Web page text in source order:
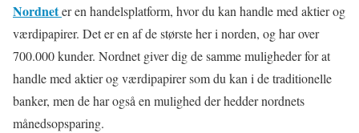
Nordneter en handelsplatform, hvor du kan handle med aktier og
værdipapirer. Det er en af de største her i norden, og har over
700.000 kunder. Nordnet giver dig de samme muligheder for at
handle med aktier og værdipapirer som du kan i de traditionelle
banker, men de har også en mulighed der hedder nordnets
månedsopsparing.